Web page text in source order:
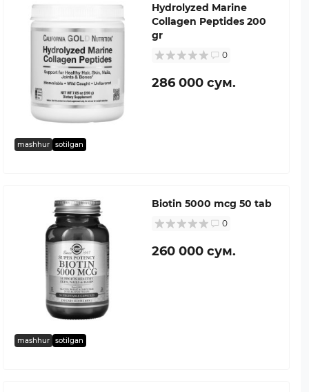
mashhur sotilgan
Hydrolyzed Marine
Collagen Peptides 200
gr
0
286 000 сум.
mashhur sotilgan
Biotin 5000 mcg 50 tab
0
260 000 сум.